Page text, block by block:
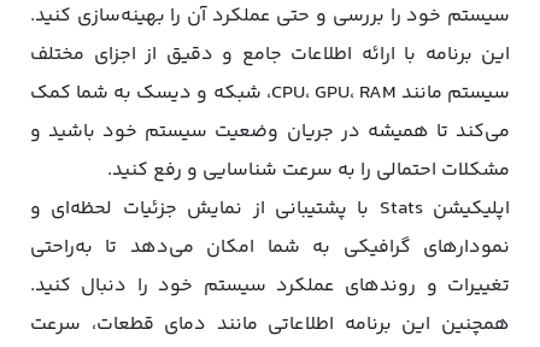
سیستم خود را بررسی و حتی عملکرد آن را بهینه‌سازی کنید.
این برنامه با ارائه اطلاعات جامع و دقیق از اجزای مختلف
سیستم مانند CPU، GPU، RAM، شبکه و دیسک به شما کمک
می‌کند تا همیشه در جریان وضعیت سیستم خود باشید و
مشکلات احتمالی را به سرعت شناسایی و رفع کنید.
اپلیکیشن Stats با پشتیبانی از نمایش جزئیات لحظه‌ای و
نمودارهای گرافیکی به شما امکان می‌دهد تا به‌راحتی
تغییرات و روندهای عملکرد سیستم خود را دنبال کنید.
همچنین این برنامه اطلاعاتی مانند دمای قطعات، سرعت